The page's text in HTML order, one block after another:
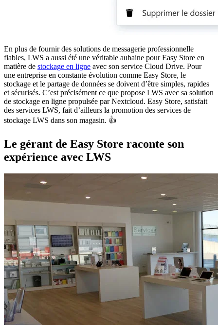
En plus de fournir des solutions de messagerie professionnelle
fiables, LWS a aussi été une véritable aubaine pour Easy Store en
matière de stockage en ligne avec son service Cloud Drive. Pour
une entreprise en constante évolution comme Easy Store, le
stockage et le partage de données se doivent d’être simples, rapides
et sécurisés. C’est précisément ce que propose LWS avec sa solution
de stockage en ligne propulsée par Nextcloud. Easy Store, satisfait
des services LWS, fait d’ailleurs la promotion des services de
stockage LWS dans son magasin. 👍
Le gérant de Easy Store raconte son
expérience avec LWS